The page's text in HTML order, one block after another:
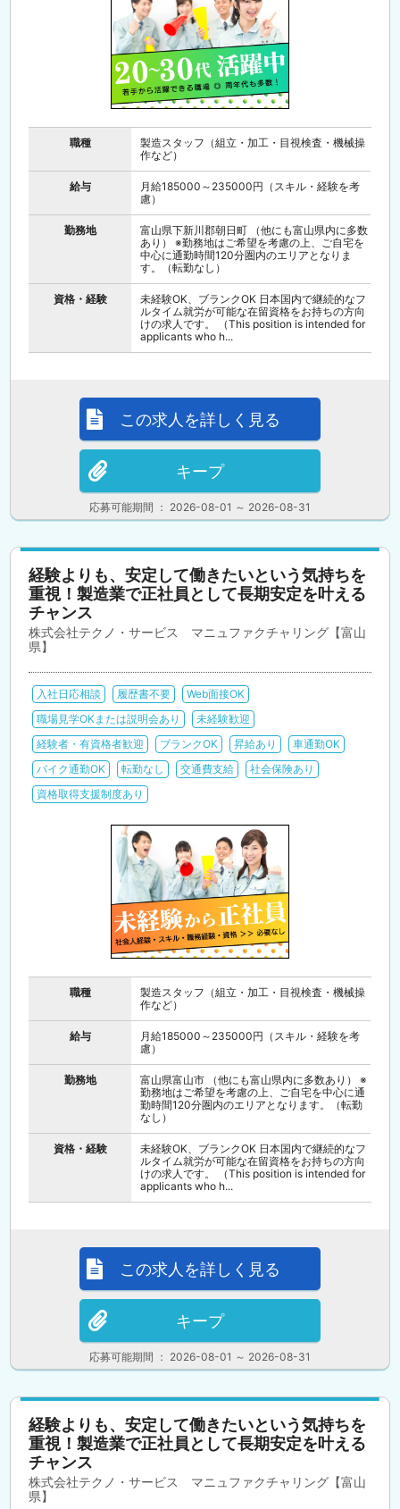
職種
製造スタッフ（組立・加工・目視検査・機械操
作など）
給与
月給185000～235000円（スキル・経験を考
慮）
勤務地
富山県下新川郡朝日町 （他にも富山県内に多数
あり） ※勤務地はご希望を考慮の上、ご自宅を
中心に通勤時間120分圏内のエリアとなりま
す。（転勤なし）
資格・経験
未経験OK、ブランクOK 日本国内で継続的なフ
ルタイム就労が可能な在留資格をお持ちの方向
けの求人です。 （This position is intended for
applicants who h...
応募可能期間 ： 2026-08-01 ～ 2026-08-31
この求人を詳しく見る
キープ
経験よりも、安定して働きたいという気持ちを
重視！製造業で正社員として長期安定を叶える
チャンス
株式会社テクノ・サービス マニュファクチャリング【富山
県】
入社日応相談 履歴書不要
Web面接OK
職場見学OKまたは説明会あり
未経験歓迎
経験者・有資格者歓迎
ブランクOK 昇給あり
車通勤OK
バイク通勤OK
転勤なし 交通費支給
社会保険あり
資格取得支援制度あり
職種
製造スタッフ（組立・加工・目視検査・機械操
作など）
給与
月給185000～235000円（スキル・経験を考
慮）
勤務地
富山県富山市 （他にも富山県内に多数あり） ※
勤務地はご希望を考慮の上、ご自宅を中心に通
勤時間120分圏内のエリアとなります。（転勤
なし）
資格・経験
未経験OK、ブランクOK 日本国内で継続的なフ
ルタイム就労が可能な在留資格をお持ちの方向
けの求人です。 （This position is intended for
applicants who h...
応募可能期間 ： 2026-08-01 ～ 2026-08-31
この求人を詳しく見る
キープ
経験よりも、安定して働きたいという気持ちを
重視！製造業で正社員として長期安定を叶える
チャンス
株式会社テクノ・サービス マニュファクチャリング【富山
県】